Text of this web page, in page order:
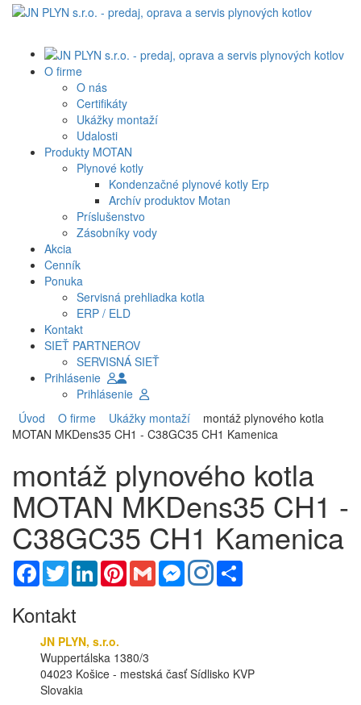
O firme
O nás
Certifikáty
Ukážky montaží
Udalosti
Produkty MOTAN
Plynové kotly
Kondenzačné plynové kotly Erp
Archív produktov Motan
Príslušenstvo
Zásobníky vody
Akcia
Cenník
Ponuka
Servisná prehliadka kotla
ERP / ELD
Kontakt
SIEŤ PARTNEROV
SERVISNÁ SIEŤ
Prihlásenie
Prihlásenie
Úvod
O firme Ukážky montaží
montáž plynového kotla
MOTAN MKDens35 CH1 - C38GC35 CH1 Kamenica
montáž plynového kotla
MOTAN MKDens35 CH1 -
C38GC35 CH1 Kamenica
Facebook
TwitterLinkedInPinterestGmail Messenger
Kontakt
JN PLYN, s.r.o.
Wuppertálska 1380/3
04023 Košice - mestská časť Sídlisko KVP
Slovakia